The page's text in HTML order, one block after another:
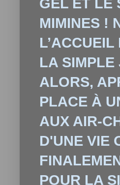
GEL ET LE
MIMINES !
L’ACCUEIL
LA
ALORS,
PLACE À
AUX AIR-
D'UNE VIE
POUR LA